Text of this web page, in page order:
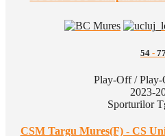
54 -
Play-Off / Play-
2023-
Sporturilor
CSM Targu Mures(F) - CS